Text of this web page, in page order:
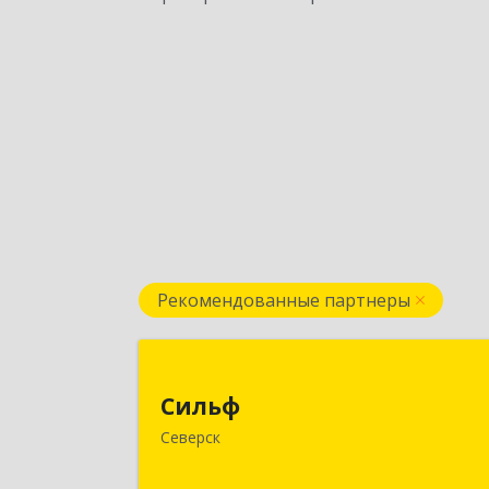
Рекомендованные партнеры
Сильф
Северск
636000, Томская обл, Северск г,